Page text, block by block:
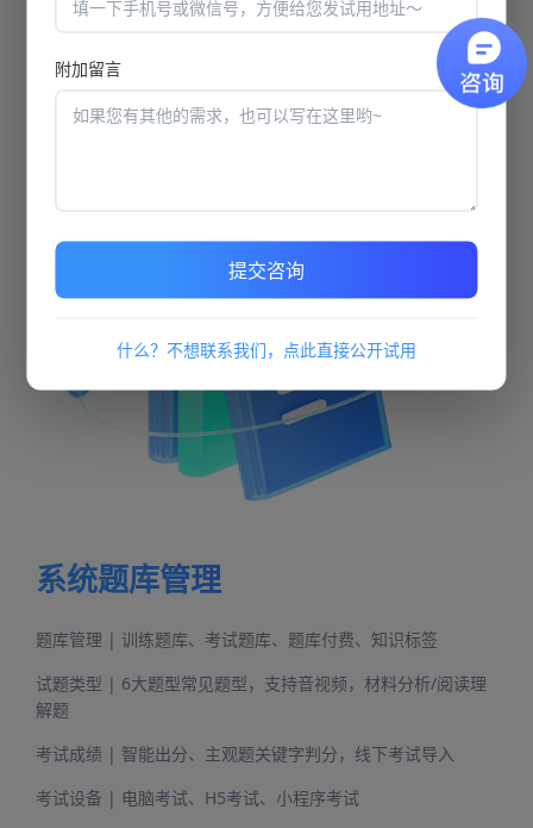
人脸识别 | 公安认证三要素，考前/考中人脸对比
防作弊 | 控制设备端、考试水印、无动作/切屏强制交卷
系统题库管理
题库管理 | 训练题库、考试题库、题库付费、知识标签
试题类型 | 6大题型常见题型，支持音视频，材料分析/阅读理
解题
考试成绩 | 智能出分、主观题关键字判分，线下考试导入
考试设备 | 电脑考试、H5考试、小程序考试
附加留言
提交咨询
什么？不想联系我们，点此直接公开试用